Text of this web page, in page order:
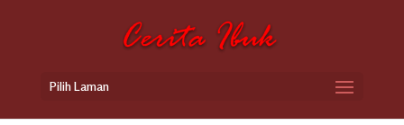
Pilih Laman